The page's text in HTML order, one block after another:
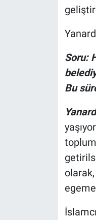
Soru:
Bu
olarak,
Koronavirüs
Kültür Sanat
Ne demişti
Programlar